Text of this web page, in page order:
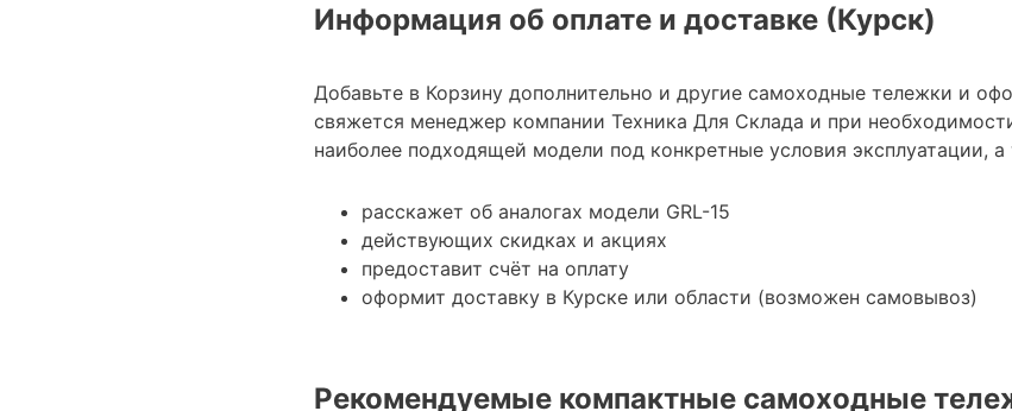
Информация об оплате и доставке (Курск)
Добавьте в Корзину дополнительно и другие самоходные тележки и
свяжется менеджер компании Техника Для Склада и при
наиболее подходящей модели под конкретные условия эксплуатации, а
расскажет об аналогах модели GRL-15
действующих скидках и акциях
предоставит счёт на оплату
оформит доставку в Курске или области (возможен самовывоз)
Рекомендуемые компактные самоходные